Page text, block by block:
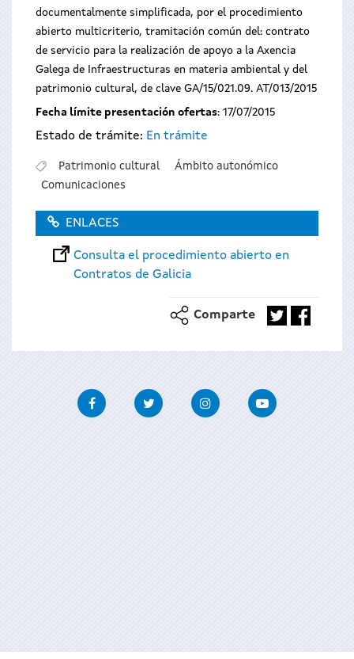
documentalmente simplificada, por el procedimiento
abierto multicriterio, tramitación común del: contrato
de servicio para la realización de apoyo a la Axencia
Galega de Infraestructuras en materia ambiental y del
patrimonio cultural, de clave GA/15/021.09. AT/013/2015
Fecha límite presentación ofertas: 17/07/2015
Estado de trámite: En trámite
Patrimonio cultural
Ámbito autonómico
Comunicaciones
ENLACES
Consulta el procedimiento abierto en
Contratos de Galicia
Comparte
FacebookTwitter InstagramYoutube